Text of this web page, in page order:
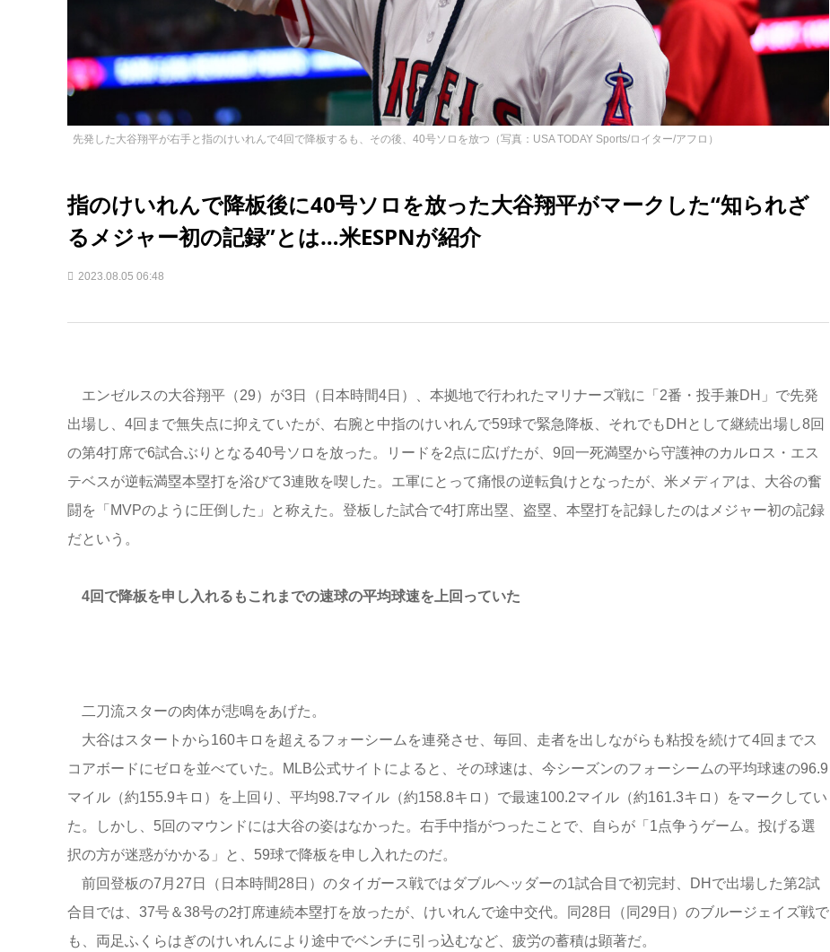
先発した大谷翔平が右手と指のけいれんで4回で降板するも、その後、40号ソロを放つ（写真：USA TODAY Sports/ロイター/アフロ）
指のけいれんで降板後に40号ソロを放った大谷翔平がマークした“知られざ
るメジャー初の記録”とは…米ESPNが紹介
2023.08.05 06:48
エンゼルスの大谷翔平（29）が3日（日本時間4日）、本拠地で行われたマリナーズ戦に「2番・投手兼DH」で先発
出場し、4回まで無失点に抑えていたが、右腕と中指のけいれんで59球で緊急降板、それでもDHとして継続出場し8回
の第4打席で6試合ぶりとなる40号ソロを放った。リードを2点に広げたが、9回一死満塁から守護神のカルロス・エス
テベスが逆転満塁本塁打を浴びて3連敗を喫した。エ軍にとって痛恨の逆転負けとなったが、米メディアは、大谷の奮
闘を「MVPのように圧倒した」と称えた。登板した試合で4打席出塁、盗塁、本塁打を記録したのはメジャー初の記録
だという。
4回で降板を申し入れるもこれまでの速球の平均球速を上回っていた
二刀流スターの肉体が悲鳴をあげた。
大谷はスタートから160キロを超えるフォーシームを連発させ、毎回、走者を出しながらも粘投を続けて4回までス
コアボードにゼロを並べていた。MLB公式サイトによると、その球速は、今シーズンのフォーシームの平均球速の96.9
マイル（約155.9キロ）を上回り、平均98.7マイル（約158.8キロ）で最速100.2マイル（約161.3キロ）をマークしてい
た。しかし、5回のマウンドには大谷の姿はなかった。右手中指がつったことで、自らが「1点争うゲーム。投げる選
択の方が迷惑がかかる」と、59球で降板を申し入れたのだ。
前回登板の7月27日（日本時間28日）のタイガース戦ではダブルヘッダーの1試合目で初完封、DHで出場した第2試
合目では、37号＆38号の2打席連続本塁打を放ったが、けいれんで途中交代。同28日（同29日）のブルージェイズ戦で
も、両足ふくらはぎのけいれんにより途中でベンチに引っ込むなど、疲労の蓄積は顕著だ。